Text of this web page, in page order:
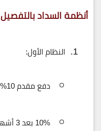
أنظمة السداد بالتفصيل
النظام الأول:
دفع مقدم 10%
10% بعد 3 أشهر